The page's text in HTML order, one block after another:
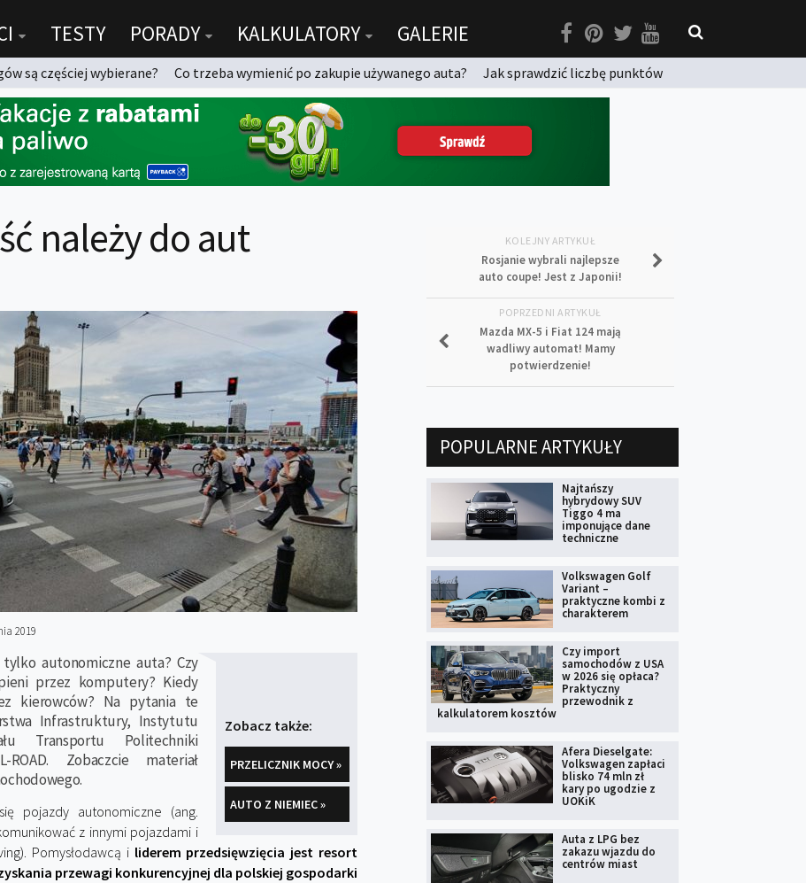
TESTY PORADY KALKULATORY GALERIE
są częściej wybierane? Co trzeba wymienić po zakupie używanego auta?
Jak sprawdzić liczbę punktów
należy do aut
2019
Zobacz także:
PRZELICZNIK MOCY »
AUTO Z NIEMIEC »
tylko autonomiczne auta? Czy
przez komputery? Kiedy
kierowców? Na pytania te
Infrastruktury, Instytutu
Transportu Politechniki
Zobaczcie materiał
pojazdy autonomiczne (ang.
z innymi pojazdami i
Pomysłodawcą i liderem przedsięwzięcia jest resort
przewagi konkurencyjnej dla polskiej gospodarki
KOLEJNY ARTYKUŁ
Rosjanie wybrali najlepsze
auto coupe! Jest z Japonii!
POPRZEDNI ARTYKUŁ
Mazda MX-5 i Fiat 124 mają
wadliwy automat! Mamy
potwierdzenie!
POPULARNE ARTYKUŁY
Najtańszy
hybrydowy SUV
Tiggo 4 ma
imponujące dane
techniczne
Volkswagen Golf
Variant –
praktyczne kombi z
charakterem
Czy import
samochodów z USA
w 2026 się opłaca?
Praktyczny
przewodnik z
kalkulatorem kosztów
Afera Dieselgate:
Volkswagen zapłaci
blisko 74 mln zł
kary po ugodzie z
UOKiK
Auta z LPG bez
zakazu wjazdu do
centrów miast